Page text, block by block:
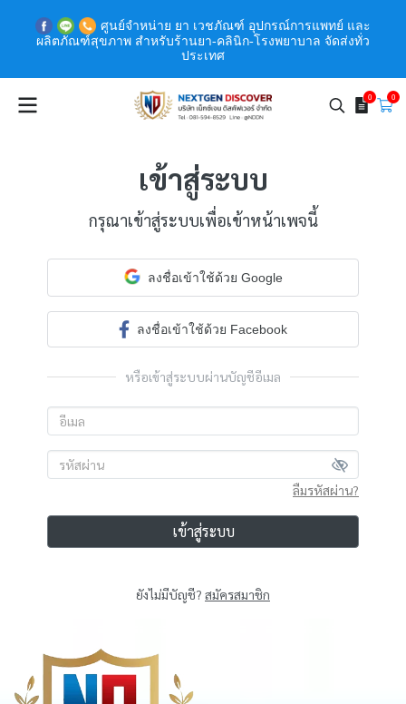
ศูนย์จำหน่าย ยา เวชภัณฑ์ อุปกรณ์การแพทย์ และ
ผลิตภัณฑ์สุขภาพ สำหรับร้านยา-คลินิก-โรงพยาบาล จัดส่งทั่ว
ประเทศ
0 0
เข้าสู่ระบบ
กรุณาเข้าสู่ระบบเพื่อเข้าหน้าเพจนี้
ลงชื่อเข้าใช้ด้วย Google
ลงชื่อเข้าใช้ด้วย Facebook
หรือเข้าสู่ระบบผ่านบัญชีอีเมล
ลืมรหัสผ่าน?
เข้าสู่ระบบ
ยังไม่มีบัญชี? สมัครสมาชิก